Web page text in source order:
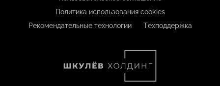
Политика использования cookies
Рекомендательные технологии
Техподдержка